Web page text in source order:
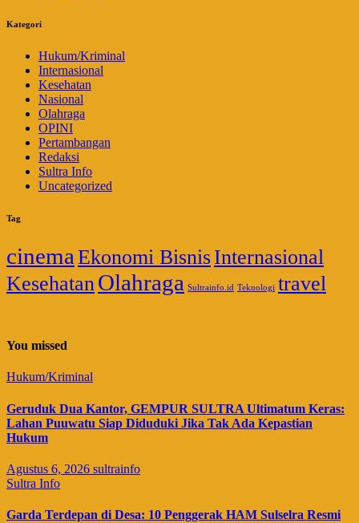
Kategori
Hukum/Kriminal
Internasional
Kesehatan
Nasional
Olahraga
OPINI
Pertambangan
Redaksi
Sultra Info
Uncategorized
Tag
cinema Ekonomi BisnisInternasional
KesehatanOlahraga Sultrainfo.id Teknologi travel
You missed
Hukum/Kriminal
Geruduk Dua Kantor, GEMPUR SULTRA Ultimatum Keras:
Lahan Puuwatu Siap Diduduki Jika Tak Ada Kepastian
Hukum
Agustus 6, 2026 sultrainfo
Sultra Info
Garda Terdepan di Desa: 10 Penggerak HAM Sulselra Resmi